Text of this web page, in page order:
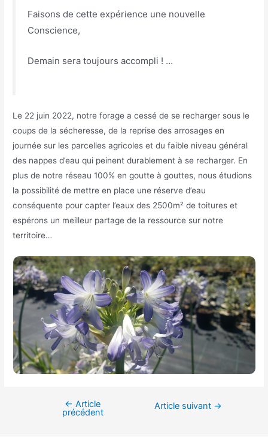
Faisons de cette expérience une nouvelle
Conscience,
Demain sera toujours accompli ! …
Le 22 juin 2022, notre forage a cessé de se recharger sous le
coups de la sécheresse, de la reprise des arrosages en
journée sur les parcelles agricoles et du faible niveau général
des nappes d’eau qui peinent durablement à se recharger. En
plus de notre réseau 100% en goutte à gouttes, nous étudions
la possibilité de mettre en place une réserve d’eau
conséquente pour capter l’eaux des 2500m² de toitures et
espérons un meilleur partage de la ressource sur notre
territoire…
Navigation
← Article
précédent
Article suivant →